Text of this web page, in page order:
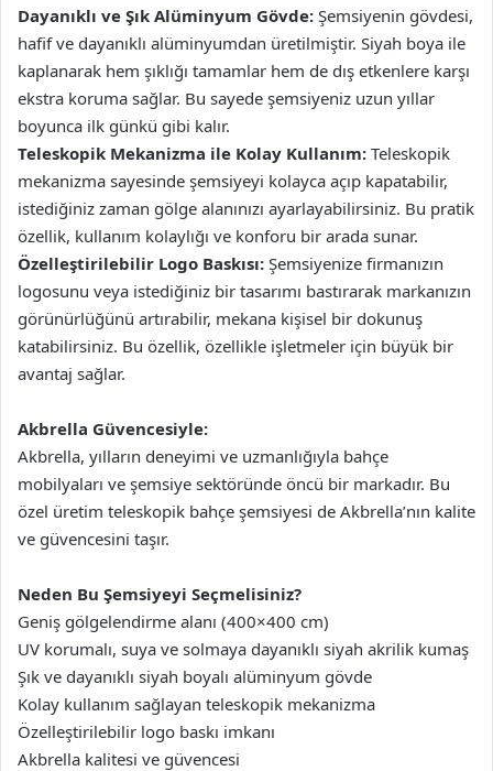
Dayanıklı ve Şık Alüminyum Gövde: Şemsiyenin gövdesi,
hafif ve dayanıklı alüminyumdan üretilmiştir. Siyah boya ile
kaplanarak hem şıklığı tamamlar hem de dış etkenlere karşı
ekstra koruma sağlar. Bu sayede şemsiyeniz uzun yıllar
boyunca ilk günkü gibi kalır.
Teleskopik Mekanizma ile Kolay Kullanım: Teleskopik
mekanizma sayesinde şemsiyeyi kolayca açıp kapatabilir,
istediğiniz zaman gölge alanınızı ayarlayabilirsiniz. Bu pratik
özellik, kullanım kolaylığı ve konforu bir arada sunar.
Özelleştirilebilir Logo Baskısı: Şemsiyenize firmanızın
logosunu veya istediğiniz bir tasarımı bastırarak markanızın
görünürlüğünü artırabilir, mekana kişisel bir dokunuş
katabilirsiniz. Bu özellik, özellikle işletmeler için büyük bir
avantaj sağlar.
Akbrella Güvencesiyle:
Akbrella, yılların deneyimi ve uzmanlığıyla bahçe
mobilyaları ve şemsiye sektöründe öncü bir markadır. Bu
özel üretim teleskopik bahçe şemsiyesi de Akbrella’nın kalite
ve güvencesini taşır.
Neden Bu Şemsiyeyi Seçmelisiniz?
Geniş gölgelendirme alanı (400×400 cm)
UV korumalı, suya ve solmaya dayanıklı siyah akrilik kumaş
Şık ve dayanıklı siyah boyalı alüminyum gövde
Kolay kullanım sağlayan teleskopik mekanizma
Özelleştirilebilir logo baskı imkanı
Akbrella kalitesi ve güvencesi